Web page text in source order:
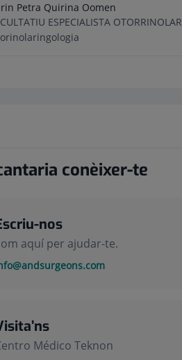
Petra Quirina Oomen
ESPECIALISTA
conèixer-te
nos
aquí per ajudar-te.
Médico Teknon